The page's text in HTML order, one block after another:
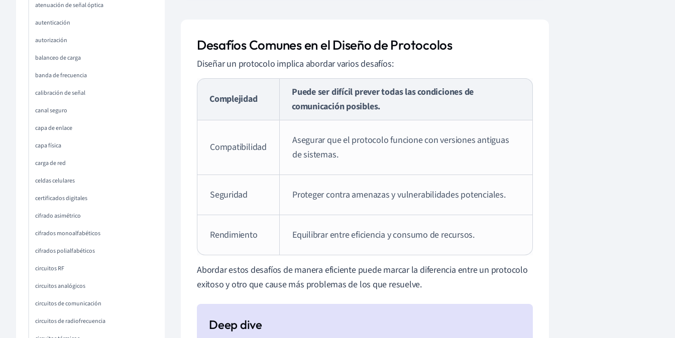
atenuación de señal óptica
autenticación
autorización
balanceo de carga
banda de frecuencia
calibración de señal
canal seguro
capa de enlace
capa física
carga de red
celdas celulares
certificados digitales
cifrado asimétrico
cifrados monoalfabéticos
cifrados polialfabéticos
circuitos RF
circuitos analógicos
circuitos de comunicación
circuitos de radiofrecuencia
Desafíos Comunes en el Diseño de Protocolos
Diseñar un protocolo implica abordar varios desafíos:
Complejidad
Puede ser difícil prever todas las condiciones de
comunicación posibles.
Compatibilidad
Asegurar que el protocolo funcione con versiones antiguas
de sistemas.
Seguridad Proteger contra amenazas y vulnerabilidades potenciales.
Rendimiento Equilibrar entre eficiencia y consumo de recursos.
Abordar estos desafíos de manera eficiente puede marcar la diferencia entre un protocolo
exitoso y otro que cause más problemas de los que resuelve.